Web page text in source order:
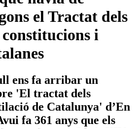
el Tractat dels
i
ens fa arribar un
'El tractat dels
de Catalunya' d’En
fa 361 anys que els